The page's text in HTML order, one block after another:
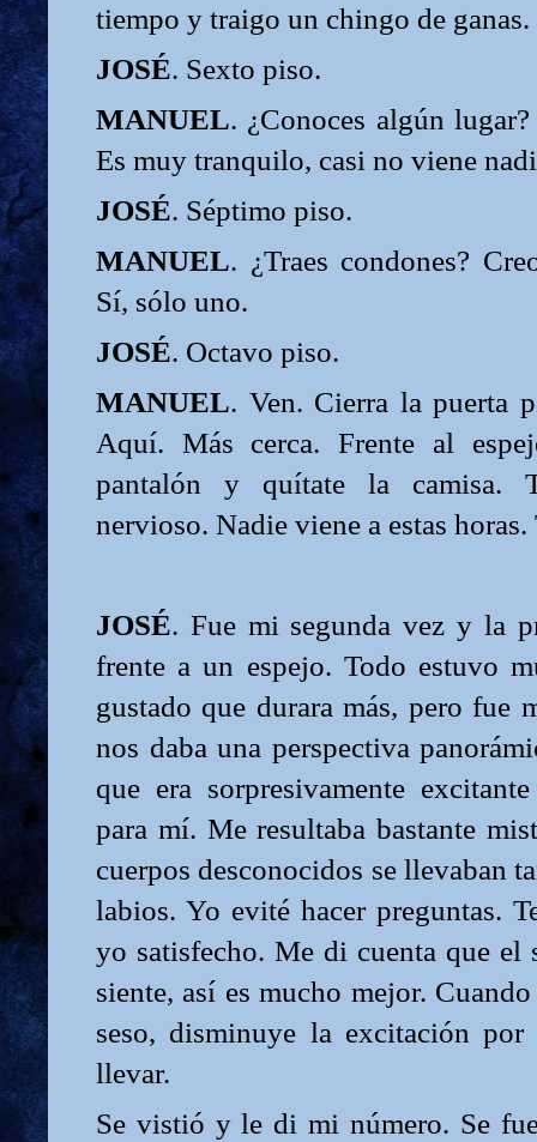
tiempo y traigo un chingo de ganas.
JOSÉ. Sexto piso.
MANUEL. ¿Conoces algún
Es muy tranquilo, casi no viene
JOSÉ. Séptimo piso.
MANUEL. ¿Traes condones?
Sí, sólo uno.
JOSÉ. Octavo piso.
MANUEL. Ven. Cierra la puerta
Aquí. Más cerca. Frente al
pantalón y quítate la camisa.
nervioso. Nadie viene a estas horas.
JOSÉ. Fue mi segunda vez y la
frente a un espejo. Todo estuvo
gustado que durara más, pero fue
nos daba una perspectiva
que era sorpresivamente
para mí. Me resultaba bastante
cuerpos desconocidos se llevaban
labios. Yo evité hacer preguntas.
yo satisfecho. Me di cuenta que el
siente, así es mucho mejor.
seso, disminuye la excitación por
llevar.
Se vistió y le di mi número. Se